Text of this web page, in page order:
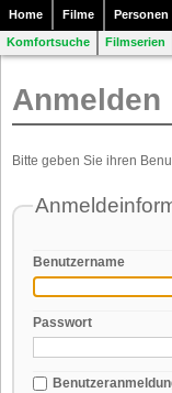
Home Filme Personen
Komfortsuche Filmserien
Anmelden
Bitte geben Sie ihren
Benutzername
Passwort